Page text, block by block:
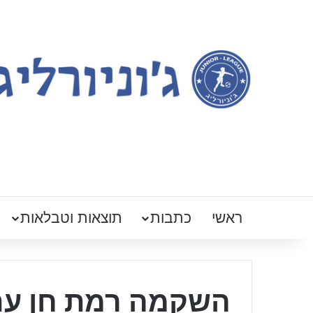
ראשי כתבות תוצאות וטבלאות
השקמה רמת חן